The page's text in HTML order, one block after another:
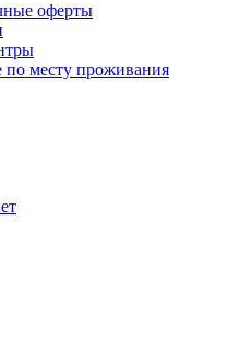
оферты
месту проживания